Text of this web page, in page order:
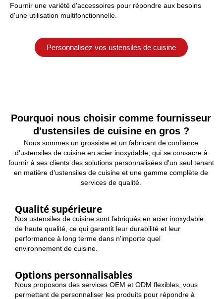
Fournir une variété d'accessoires pour répondre aux besoins
d'une utilisation multifonctionnelle.
Personnalisez vos ustensiles de cuisine
Pourquoi nous choisir comme fournisseur
d'ustensiles de cuisine en gros ?
Nous sommes un grossiste et un fabricant de confiance
d'ustensiles de cuisine en acier inoxydable, qui se consacre à
fournir à ses clients des solutions personnalisées d'un seul tenant
en matière d'ustensiles de cuisine et une gamme complète de
services de qualité.
Qualité supérieure
Nos ustensiles de cuisine sont fabriqués en acier inoxydable
de haute qualité, ce qui garantit leur durabilité et leur
performance à long terme dans n'importe quel
environnement de cuisine.
Options personnalisables
Nous proposons des services OEM et ODM flexibles, vous
permettant de personnaliser les produits pour répondre à